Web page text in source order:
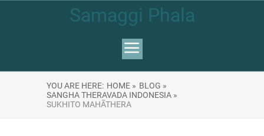
Samaggi Phala
YOU ARE HERE: HOME » BLOG »
SANGHA THERAVADA INDONESIA »
SUKHITO MAHÃTHERA